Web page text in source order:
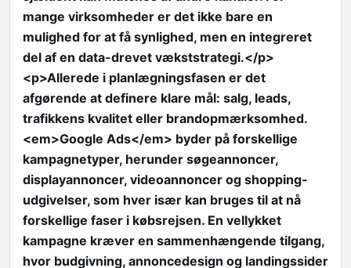
mange virksomheder er det ikke bare en
mulighed for at få synlighed, men en integreret
del af en data-drevet vækststrategi.</p>
<p>Allerede i planlægningsfasen er det
afgørende at definere klare mål: salg, leads,
trafikkens kvalitet eller brandopmærksomhed.
<em>Google Ads</em> byder på forskellige
kampagnetyper, herunder søgeannoncer,
displayannoncer, videoannoncer og shopping-
udgivelser, som hver især kan bruges til at nå
forskellige faser i købsrejsen. En vellykket
kampagne kræver en sammenhængende tilgang,
hvor budgivning, annoncedesign og landingssider